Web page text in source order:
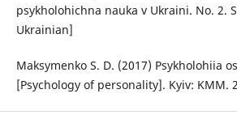
psykholohichna nauka v Ukraini. No. 2.
Ukrainian]
Maksymenko S. D. (2017) Psykholohiia
[Psychology of personality]. Kyiv: KMM.